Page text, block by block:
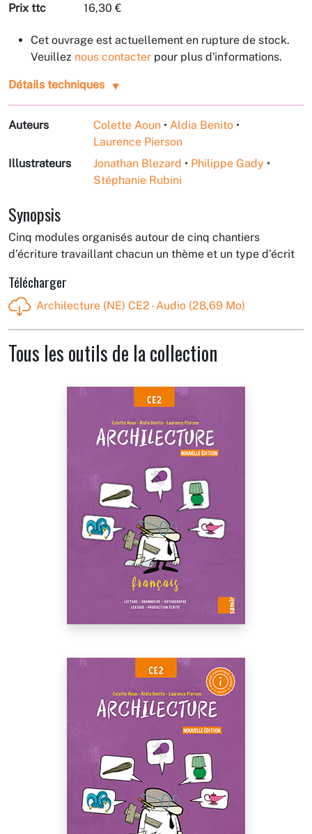
Prix ttc 16,30 €
Cet ouvrage est actuellement en rupture de stock.
Veuillez nous contacter pour plus d'informations.
Détails techniques
Auteurs Colette Aoun • Aldia Benito •
Laurence Pierson
Illustrateurs
Jonathan Blezard • Philippe Gady •
Stéphanie Rubini
Synopsis
Cinq modules organisés autour de cinq chantiers
d’écriture travaillant chacun un thème et un type d’écrit
Télécharger
Archilecture (NE) CE2 - Audio (28,69 Mo)
Tous les outils de la collection